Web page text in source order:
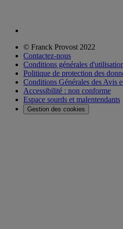
© Franck Provost 2022
Contactez-nous
Conditions générales
Politique de protection des
Conditions Générales des Avis
Accessibilité : non conforme
Espace sourds et malentendants
Gestion des cookies